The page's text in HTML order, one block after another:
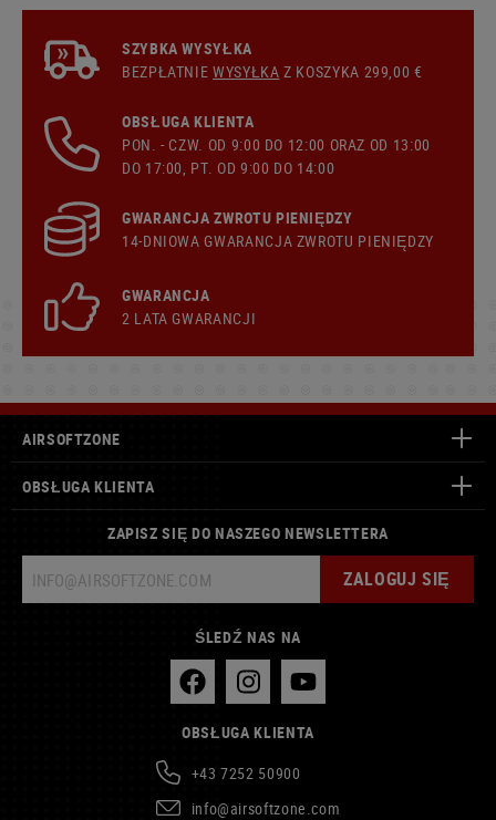
SZYBKA WYSYŁKA
BEZPŁATNIEWYSYŁKA Z KOSZYKA 299,00 €
OBSŁUGA KLIENTA
PON. - CZW. OD 9:00 DO 12:00 ORAZ OD 13:00
DO 17:00, PT. OD 9:00 DO 14:00
GWARANCJA ZWROTU PIENIĘDZY
14-DNIOWA GWARANCJA ZWROTU PIENIĘDZY
GWARANCJA
2 LATA GWARANCJI
AIRSOFTZONE
OBSŁUGA KLIENTA
ZAPISZ SIĘ DO NASZEGO NEWSLETTERA
ZALOGUJ SIĘ
ŚLEDŹ NAS NA
OBSŁUGA KLIENTA
+43 7252 50900
info@airsoftzone.com